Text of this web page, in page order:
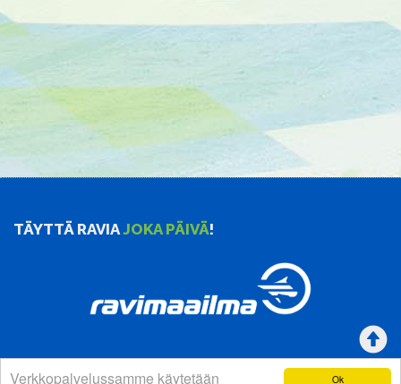
Ok
Verkkopalvelussamme käytetään
TÄYTTÄ RAVIAJOKA PÄIVÄ!